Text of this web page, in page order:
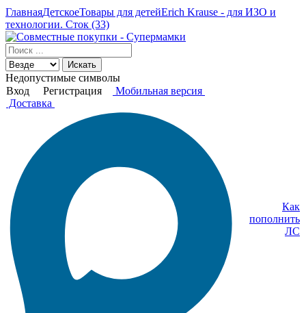
ГлавнаяДетскоеТовары для детейErich Krause - для ИЗО и
технологии. Сток (33)
Искать
Недопустимые символы
Вход
Регистрация
Мобильная версия
Доставка
Как
пополнить
ЛС